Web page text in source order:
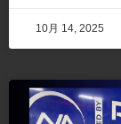
10月 14, 2025